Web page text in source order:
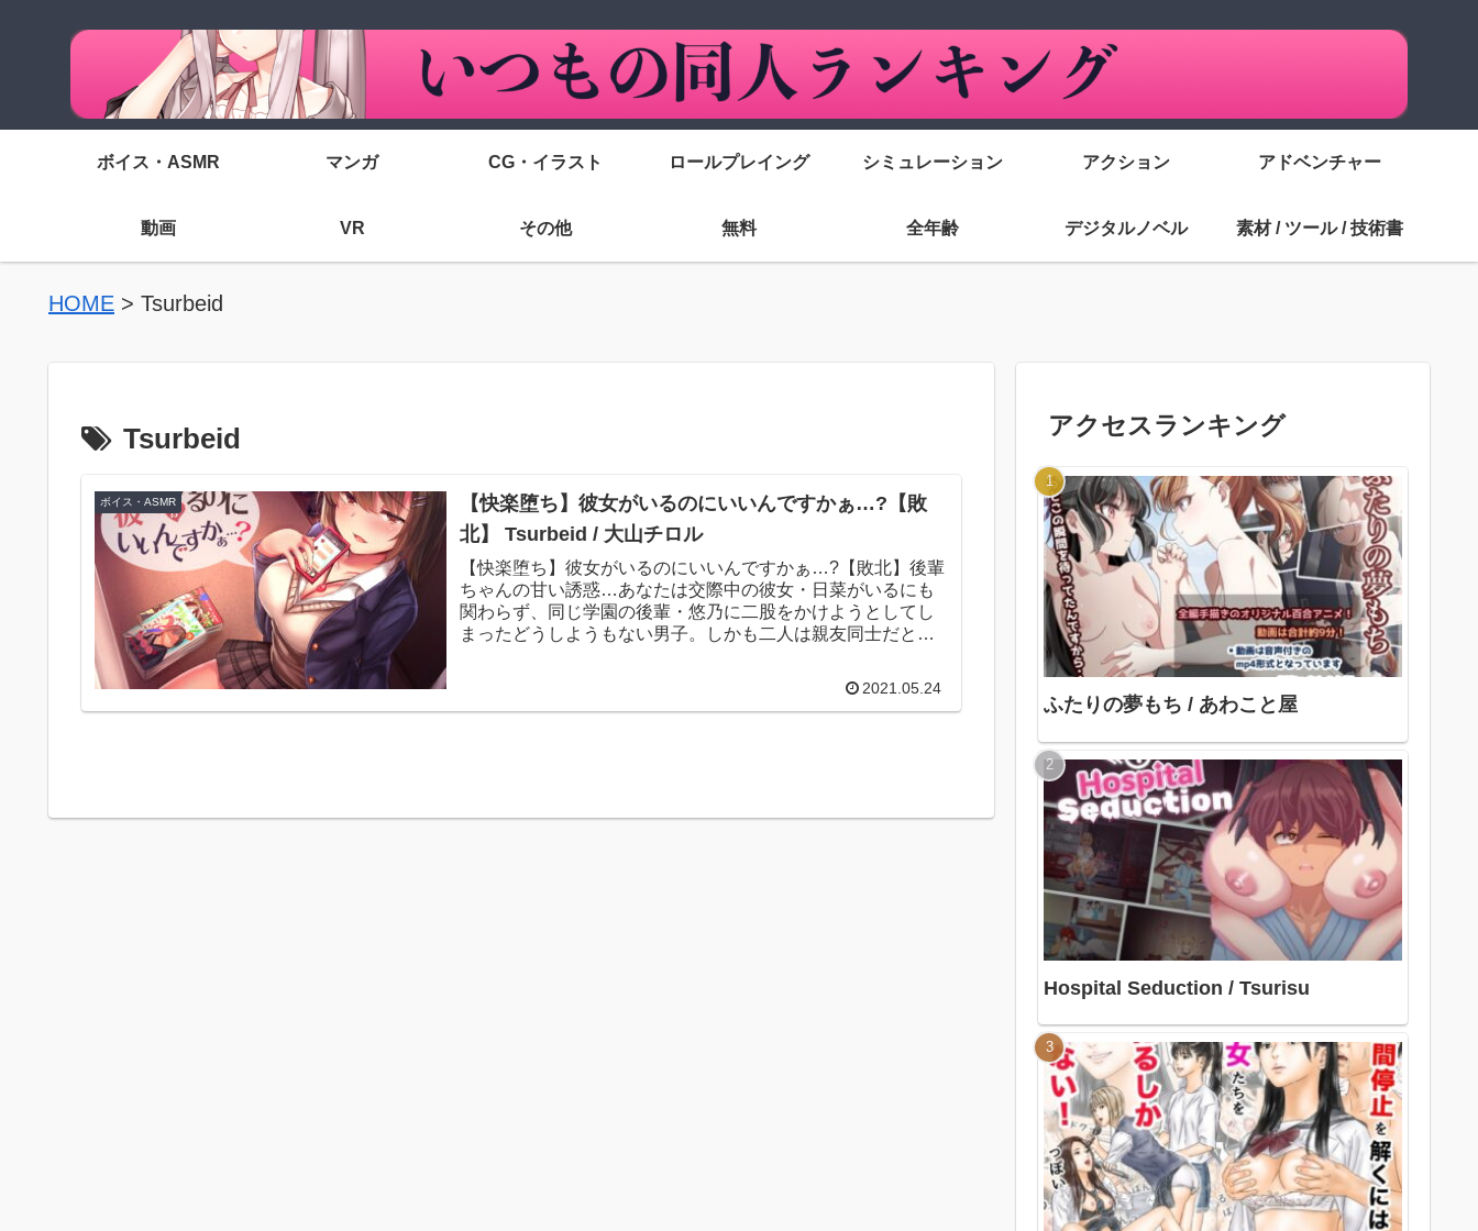
ボイス・ASMR マンガ CG・イラスト ロールプレイング シミュレーション アクション アドベンチャー
動画 VR その他 無料 全年齢 デジタルノベル 素材 / ツール / 技術書
HOME > Tsurbeid
Tsurbeid
ボイス・ASMR
【快楽堕ち】彼女がいるのにいいんですかぁ…?【敗
北】 Tsurbeid / 大山チロル
【快楽堕ち】彼女がいるのにいいんですかぁ…?【敗北】後輩
ちゃんの甘い誘惑…あなたは交際中の彼女・日菜がいるにも
関わらず、同じ学園の後輩・悠乃に二股をかけようとしてし
まったどうしようもない男子。しかも二人は親友同士だとい
2021.05.24
アクセスランキング
ふたりの夢もち / あわこと屋
Hospital Seduction / Tsurisu